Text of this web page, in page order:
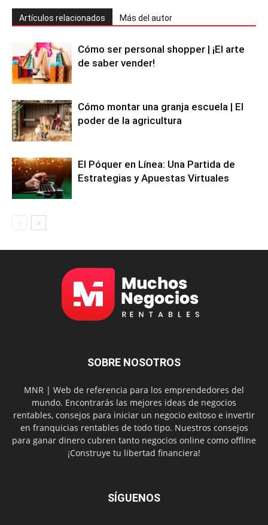
Artículos relacionados Más del autor
Cómo ser personal shopper | ¡El arte
de saber vender!
Cómo montar una granja escuela | El
poder de la agricultura
El Póquer en Línea: Una Partida de
Estrategias y Apuestas Virtuales
SOBRE NOSOTROS
MNR | Web de referencia para los emprendedores del
mundo. Encontrarás las mejores ideas de negocios
rentables, consejos para iniciar un negocio exitoso e invertir
en franquicias rentables de todo tipo. Nuestros consejos
para ganar dinero cubren tanto negocios online como offline
¡Construye tu libertad financiera!
SÍGUENOS